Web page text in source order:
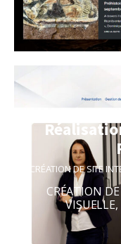
CRÉATION DE SITE
CRÉATION
VISUELLE,